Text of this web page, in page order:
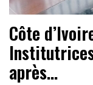
Côte
après…